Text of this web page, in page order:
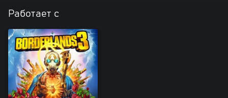
Работает с